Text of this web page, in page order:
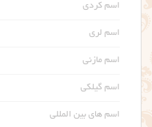
اسم کردی
اسم لری
اسم مازنی
اسم گیلکی
اسم های بین المللی